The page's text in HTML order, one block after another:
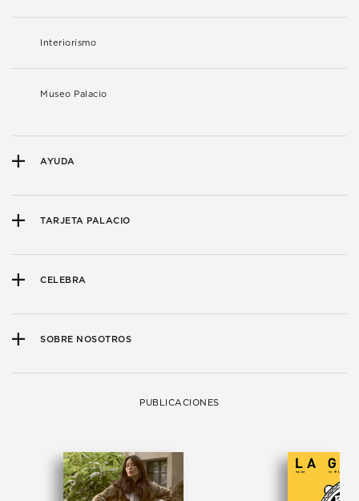
Interiorismo
Museo Palacio
AYUDA
TARJETA PALACIO
CELEBRA
SOBRE NOSOTROS
PUBLICACIONES